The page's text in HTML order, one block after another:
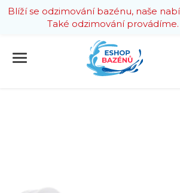
Blíží se odzimování bazénu, naše
Také odzimování provádíme.